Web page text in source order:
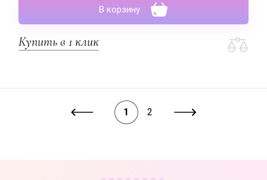
В корзину
Купить в 1 клик
1 2